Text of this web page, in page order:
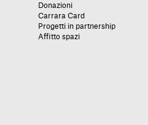
Donazioni
Carrara Card
Progetti in partnership
Affitto spazi